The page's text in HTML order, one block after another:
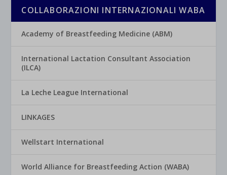
COLLABORAZIONI INTERNAZIONALI WABA
Academy of Breastfeeding Medicine (ABM)
International Lactation Consultant Association
(ILCA)
La Leche League International
LINKAGES
Wellstart International
World Alliance for Breastfeeding Action (WABA)